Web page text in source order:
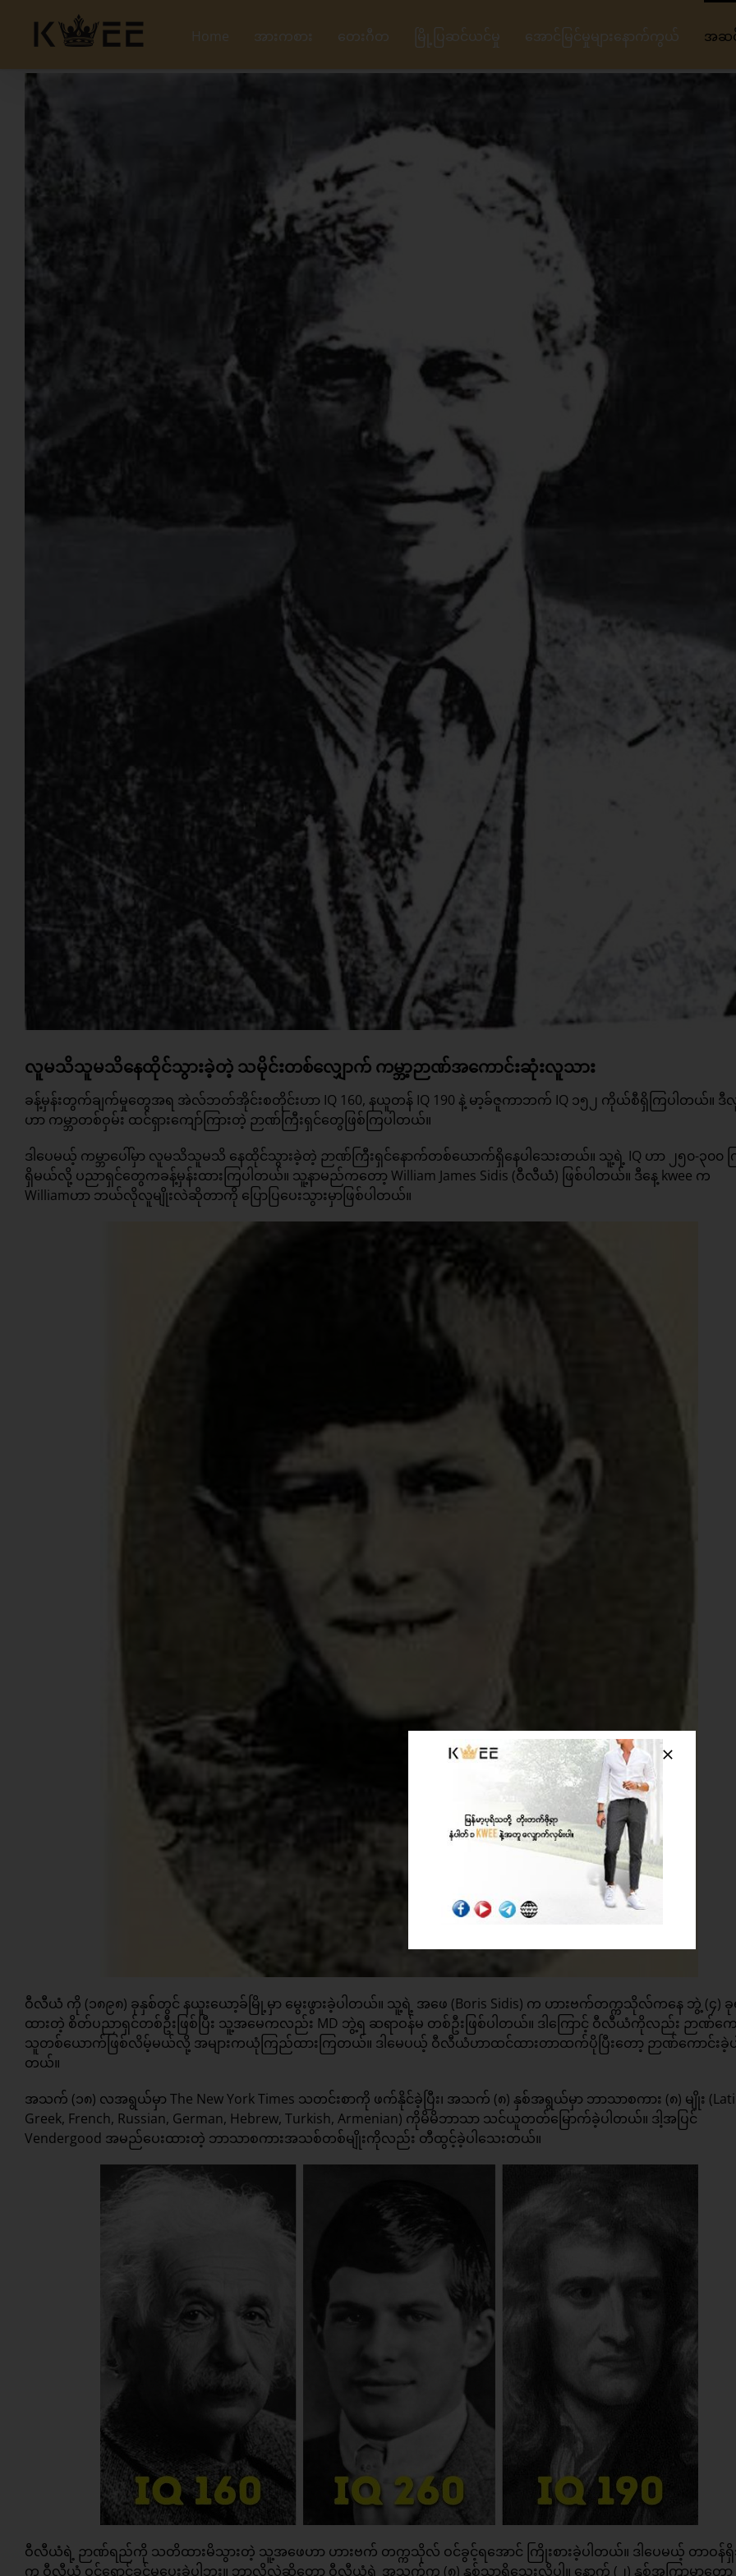
content
Home အားကစား တေးဂီတ မြို့ပြဆင်ယင်မှု အောင်မြင်မှုများနောက်ကွယ် အဆ
လူမသိသူမသိနေထိုင်သွားခဲ့တဲ့ သမိုင်းတစ်လျှောက် ကမ္ဘာ့ဉာဏ်အကောင်းဆုံးလူသား
ခန့်မှန်းတွက်ချက်မှုတွေအရ အဲလ်ဘတ်အိုင်းစတိုင်းဟာ IQ 160, နယူတန် IQ 190 နဲ့ မာ့ခ်ဇူကာဘက် IQ ၁၅၂ ကိုယ်စီရှိကြပါတယ်။
ဟာ ကမ္ဘာတစ်ဝှမ်း ထင်ရှားကျော်ကြားတဲ့ ဉာဏ်ကြီးရှင်တွေဖြစ်ကြပါတယ်။
ဒါပေမယ့် ကမ္ဘာပေါ်မှာ လူမသိသူမသိ နေထိုင်သွားခဲ့တဲ့ ဉာဏ်ကြီးရှင်နောက်တစ်ယောက်ရှိနေပါသေးတယ်။ သူ့ရဲ့ IQ ဟာ ၂၅၀-၃၀၀ က
ရှိမယ်လို့ ပညာရှင်တွေကခန့်မှန်းထားကြပါတယ်။ သူ့နာမည်ကတော့ William James Sidis (ဝီလီယံ) ဖြစ်ပါတယ်။ ဒီနေ့ kwee က
Williamဟာ ဘယ်လိုလူမျိုးလဲဆိုတာကို ပြောပြပေးသွားမှာဖြစ်ပါတယ်။
ဝီလီယံ ကို (၁၈၉၈) ခုနှစ်တွင် နယူးယော့ခ်မြို့မှာ မွေးဖွားခဲ့ပါတယ်။ သူ့ရဲ့ အဖေ (Boris Sidis) က ဟားဗက်တက္ကသိုလ်ကနေ ဘွဲ့ (၄)
ထားတဲ့ စိတ်ပညာရှင်တစ်ဦးဖြစ်ပြီး သူ့အမေကလည်း MD ဘွဲ့ရ ဆရာဝန်မ တစ်ဦးဖြစ်ပါတယ်။ ဒါကြောင့် ဝီလီယံကိုလည်း ဉာဏ်က
သူတစ်ယောက်ဖြစ်လိမ့်မယ်လို့ အများကယုံကြည်ထားကြတယ်။ ဒါမေပယ့် ဝီလီယံဟာထင်ထားတာထက်ပိုပြီးတော့ ဉာဏ်ကောင်းခဲ့ပ
တယ်။
အသက် (၁၈) လအရွယ်မှာ The New York Times သတင်းစာကို ဖက်နိုင်ခဲ့ပြီး၊ အသက် (၈) နှစ်အရွယ်မှာ ဘာသာစကား (၈) မျိုး
Greek, French, Russian, German, Hebrew, Turkish, Armenian) ကိုမိမိဘာသာ သင်ယူတတ်မြောက်ခဲ့ပါတယ်။ ဒါ့အပြင်
Vendergood အမည်ပေးထားတဲ့ ဘာသာစကားအသစ်တစ်မျိုးကိုလည်း တီထွင့်ခဲ့ပါသေးတယ်။
ဝီလီယံရဲ့ ဉာဏ်ရည်ကို သတိထားမိသွားတဲ့ သူ့အဖေဟာ ဟားဗက် တက္ကသိုလ် ဝင်ခွင့်ရအောင် ကြိုးစားခဲ့ပါတယ်။ ဒါပေမယ့် တာဝန်
က ဝီလီယံ ဝင်ရောင်ခွင့်မပေးခဲ့ပါဘူး။ ဘာလို့လဲဆိုတော့ ဝီလီယံရဲ့ အသက်က (၈) နှစ်သာရှိသေးလို့ပါ။ နောက် (၂) နှစ်အကြာမှာတော့